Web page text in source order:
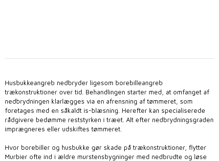
Husbukkeangreb nedbryder ligesom borebilleangreb
trækonstruktioner over tid. Behandlingen starter med, at omfanget af
nedbrydningen klarlægges via en afrensning af tømmeret, som
foretages med en såkaldt is-blæsning. Herefter kan specialiserede
rådgivere bedømme reststyrken i træet. Alt efter nedbrydningsgraden
imprægneres eller udskiftes tømmeret.​
Hvor borebiller og husbukke gør skade på trækonstruktioner, flytter
Murbier ofte ind i ældre murstensbygninger med nedbrudte og løse